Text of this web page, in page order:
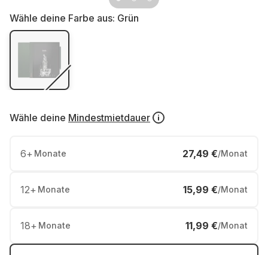
Wähle deine Farbe aus: Grün
Wähle deine Mindestmietdauer
6+ Monate 27,49 €/Monat
12+ Monate 15,99 €/Monat
18+ Monate 11,99 €/Monat